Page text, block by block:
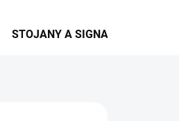
STOJANY A SIGNALIZÁTORY